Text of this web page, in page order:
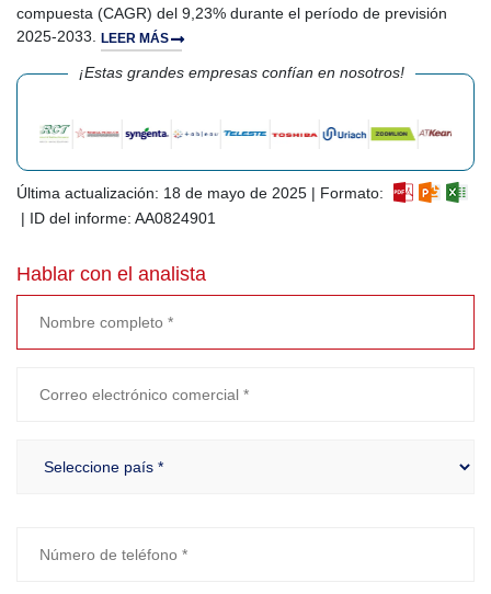
compuesta (CAGR) del 9,23% durante el período de previsión
2025-2033. LEER MÁS
¡Estas grandes empresas confían en nosotros!
Última actualización: 18 de mayo de 2025 | Formato:
| ID del informe: AA0824901
Hablar con el analista